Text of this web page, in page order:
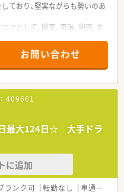
ており、堅実ながらも勢いのあ
として、関東、東海、関西、北
、集合研修だけでなく任意で受
います
活躍する従業員、将来経営幹部
様々な活躍ができるフィールド
み・19時までの勤務）どちらか
ル・クリニック併設店舗」「敷
」など様々な店舗を運営してい
おり「訪問調剤特化型店舗」を
多の51店舗設置しています
健康経営優良法人2023（大規模
ひとりが働きやすい環境が整備
お問い合わせ
409661
最大124日☆ 大手ドラ
に追加
ランク可 転勤なし 車通勤可